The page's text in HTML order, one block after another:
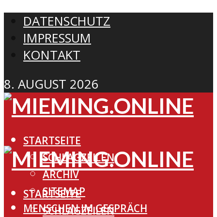
DATENSCHUTZ
IMPRESSUM
KONTAKT
8. AUGUST 2026
STARTSEITE
SCHLAGZEILEN
ARCHIV
SITEMAP
MENSCHEN IM GESPRÄCH
STARTSEITE
SCHLAGZEILEN